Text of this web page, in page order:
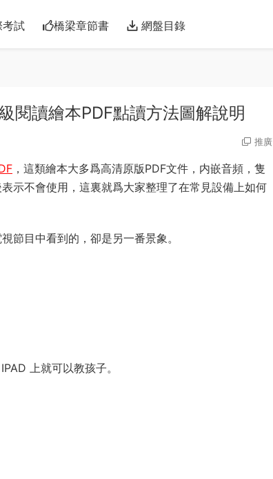
考試 橋梁章節書 網盤目錄
閱讀繪本PDF點讀方法圖解說明
推廣
，這類繪本大多爲高清原版PDF文件，内嵌音頻，隻
示不會使用，這裏就爲大家整理了在常見設備上如何
節目中看到的，卻是另一番景象。
上就可以教孩子。